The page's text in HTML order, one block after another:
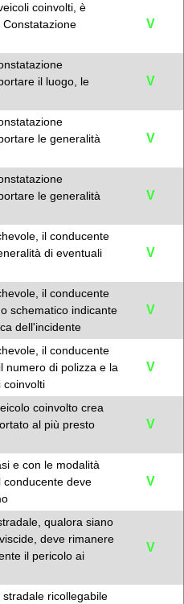
coinvolti, è
V
il luogo, le
V
le generalità
V
le generalità
V
il conducente
di eventuali
V
il conducente
schematico indicante
dell'incidente
V
il conducente
numero di polizza e la
coinvolti
V
coinvolto crea
al più presto
V
e con le modalità
conducente deve
V
qualora siano
deve rimanere
il pericolo ai
V
ricollegabile